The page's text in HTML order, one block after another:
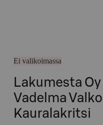
Ei valikoimassa
Lakumesta
Vadelma
Kauralakritsi